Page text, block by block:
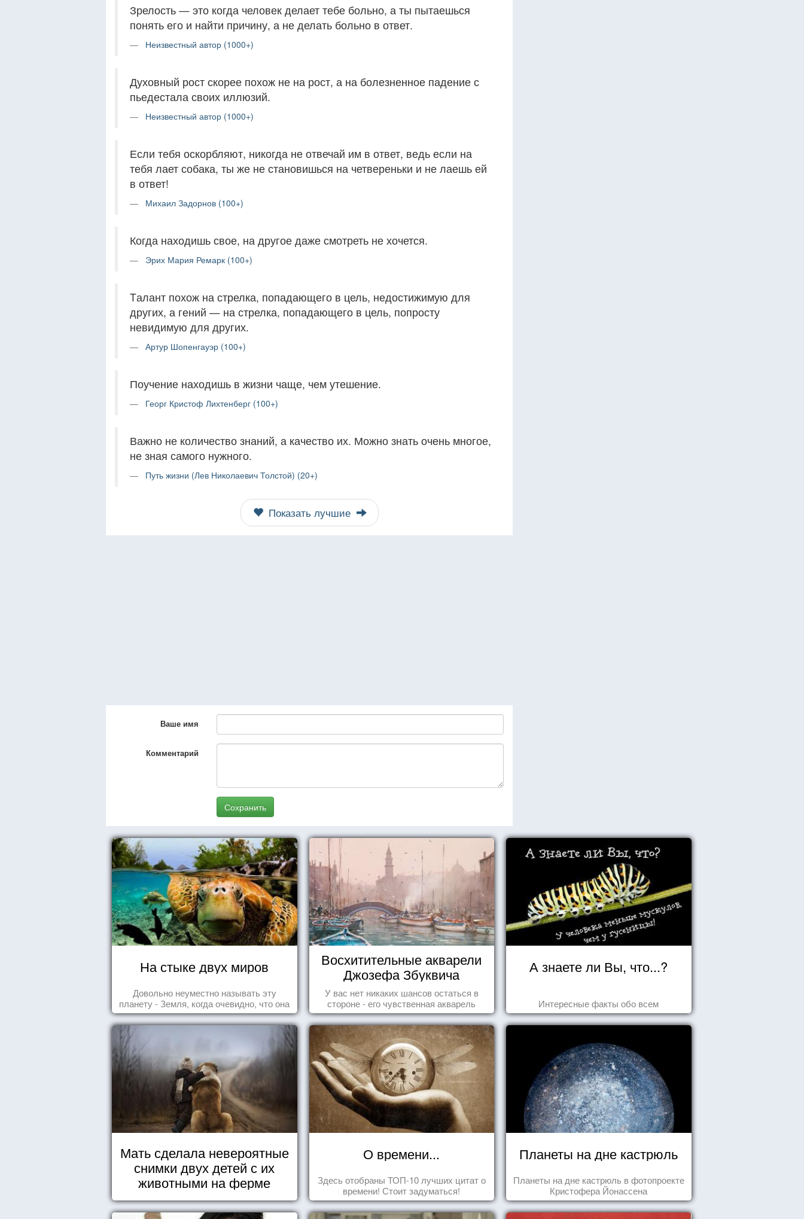
Зрелость — это когда человек делает тебе больно, а ты пытаешься
понять его и найти причину, а не делать больно в ответ.
Неизвестный автор (1000+)
Духовный рост скорее похож не на рост, а на болезненное падение с
пьедестала своих иллюзий.
Неизвестный автор (1000+)
Если тебя оскорбляют, никогда не отвечай им в ответ, ведь если на
тебя лает собака, ты же не становишься на четвереньки и не лаешь ей
в ответ!
Михаил Задорнов (100+)
Когда находишь свое, на другое даже смотреть не хочется.
Эрих Мария Ремарк (100+)
Tалант похож на стрелка, попадающего в цель, недостижимую для
других, а гений — на стрелка, попадающего в цель, попросту
невидимую для других.
Артур Шопенгауэр (100+)
Поучение находишь в жизни чаще, чем утешение.
Георг Кристоф Лихтенберг (100+)
Важно не количество знаний, а качество их. Можно знать очень многое,
не зная самого нужного.
Путь жизни (Лев Николаевич Толстой) (20+)
Показать лучшие
Ваше имя
Комментарий
Сохранить
На стыке двух миров
Довольно неуместно называть эту
планету - Земля, когда очевидно, что она
- Океан.
Восхитительные акварели
Джозефа Збуквича
У вас нет никаких шансов остаться в
стороне - его чувственная акварель
покорила жителей всего мира.
А знаете ли Вы, что...?
Интересные факты обо всем
Мать сделала невероятные
снимки двух детей с их
животными на ферме
О времени...
Здесь отобраны ТОП-10 лучших цитат о
времени! Стоит задуматься!
Планеты на дне кастрюль
Планеты на дне кастрюль в фотопроекте
Кристофера Йонассена